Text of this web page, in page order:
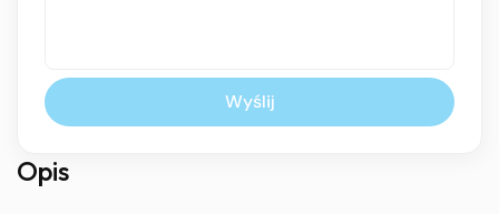
Opis
Wyślij